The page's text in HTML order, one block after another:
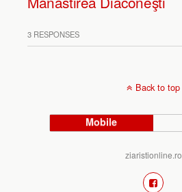
3 RESPONSES
Back to top
Mobile
ziaristionline.ro